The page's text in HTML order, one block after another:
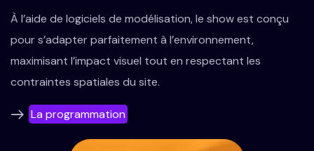
À l’aide de logiciels de modélisation, le show est conçu
pour s’adapter parfaitement à l’environnement,
maximisant l’impact visuel tout en respectant les
contraintes spatiales du site.
La programmation